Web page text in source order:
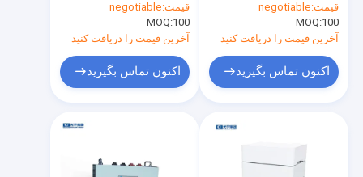
Camping RV
قیمت:negotiable
MOQ:100
آخرین قیمت را دریافت کنید
اکنون تماس بگیرید
برای چراغ های خیابان
قیمت:negotiable
MOQ:100
آخرین قیمت را دریافت کنید
اکنون تماس بگیرید